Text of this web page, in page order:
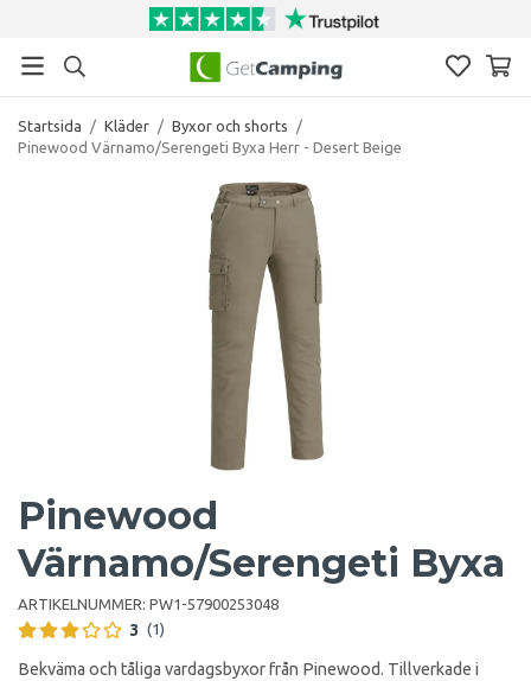
Startsida / Kläder / Byxor och shorts
/
Pinewood Värnamo/Serengeti Byxa Herr - Desert Beige
Pinewood
Värnamo/Serengeti Byxa
ARTIKELNUMMER: PW1-57900253048
3 (1)
Bekväma och tåliga vardagsbyxor från Pinewood. Tillverkade i